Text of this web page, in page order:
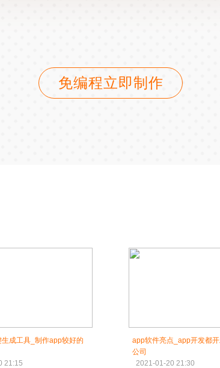
免编程立即制作
成工具_制作app较好的
21:15
app软件亮点_app开发都
公司
2021-01-20 21:30